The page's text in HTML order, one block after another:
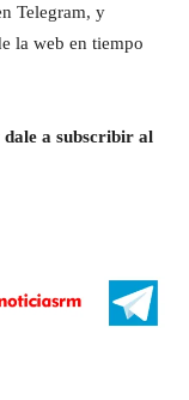
Telegram, y
la web en tiempo
dale a subscribir al